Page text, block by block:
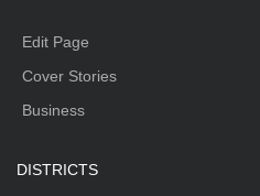
Edit Page
Cover Stories
Business
DISTRICTS